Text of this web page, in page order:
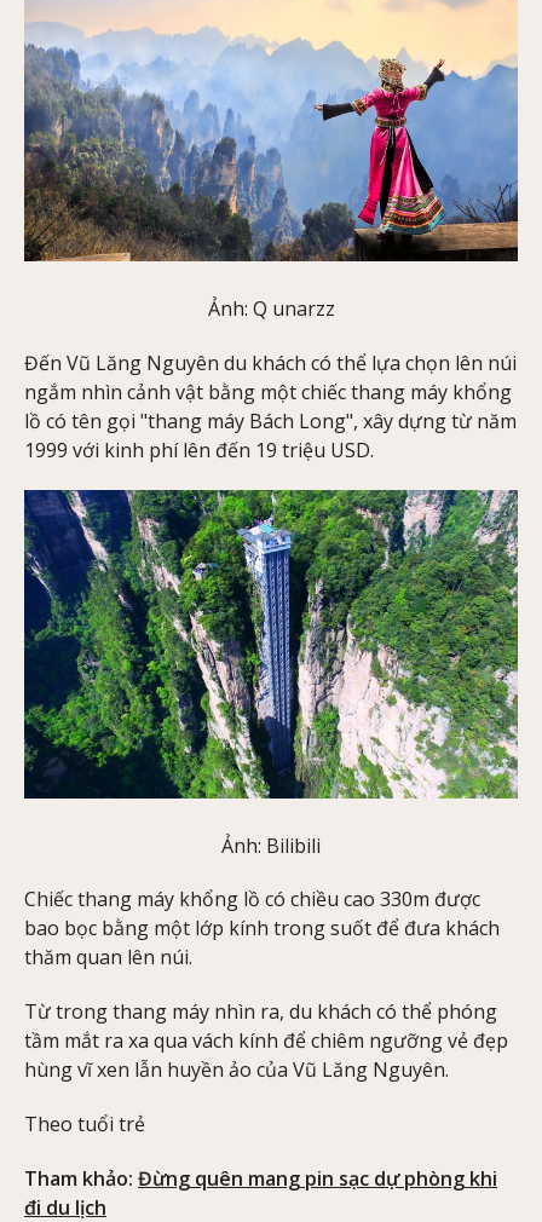
Ảnh: Q unarzz
Đến Vũ Lăng Nguyên du khách có thể lựa chọn lên núi
ngắm nhìn cảnh vật bằng một chiếc thang máy khổng
lồ có tên gọi "thang máy Bách Long", xây dựng từ năm
1999 với kinh phí lên đến 19 triệu USD.
Ảnh: Bilibili
Chiếc thang máy khổng lồ có chiều cao 330m được
bao bọc bằng một lớp kính trong suốt để đưa khách
thăm quan lên núi.
Từ trong thang máy nhìn ra, du khách có thể phóng
tầm mắt ra xa qua vách kính để chiêm ngưỡng vẻ đẹp
hùng vĩ xen lẫn huyền ảo của Vũ Lăng Nguyên.
Theo tuổi trẻ
Tham khảo: Đừng quên mang pin sạc dự phòng khi
đi du lịch